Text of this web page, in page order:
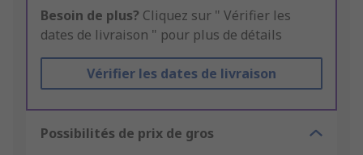
Besoin de plus? Cliquez sur " Vérifier les
dates de livraison " pour plus de détails
Vérifier les dates de livraison
Possibilités de prix de gros